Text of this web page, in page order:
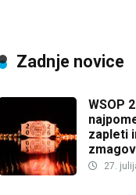
Zadnje novice
WSOP
zapleti
27.